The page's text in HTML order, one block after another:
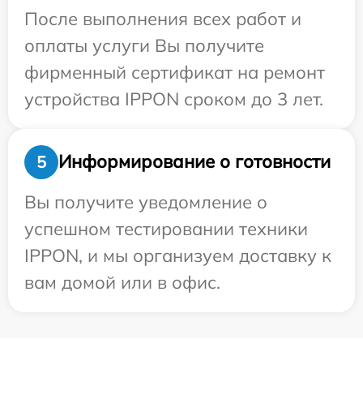
После выполнения всех работ и
оплаты услуги Вы получите
фирменный сертификат на ремонт
устройства IPPON сроком до 3 лет.
5
Информирование о готовности
Вы получите уведомление о
успешном тестировании техники
IPPON, и мы организуем доставку к
вам домой или в офис.